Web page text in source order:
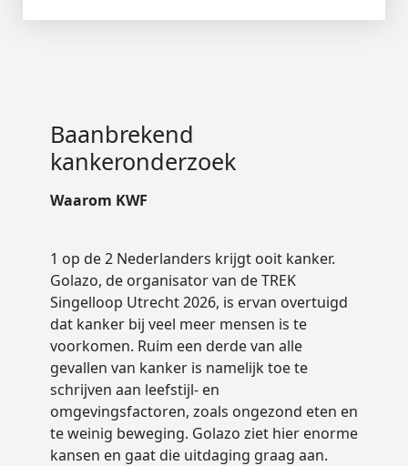
Woonplaats
Postcode
Land
Nothing selected
Volgende stap
Baanbrekend
kankeronderzoek
Waarom KWF
1 op de 2 Nederlanders krijgt ooit kanker.
Golazo, de organisator van de TREK
Singelloop Utrecht 2026, is ervan overtuigd
dat kanker bij veel meer mensen is te
voorkomen. Ruim een derde van alle
gevallen van kanker is namelijk toe te
schrijven aan leefstijl- en
omgevingsfactoren, zoals ongezond eten en
te weinig beweging. Golazo ziet hier enorme
kansen en gaat die uitdaging graag aan.